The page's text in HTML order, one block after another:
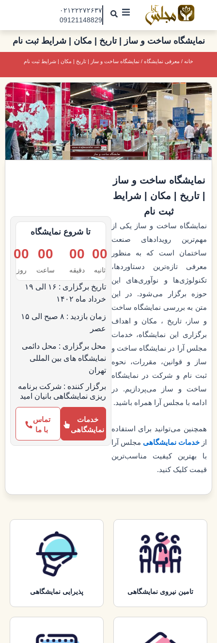
محتوا
مقالات
درباره ما
تماس با ما
جذب نیرو
۰۲۱۲۲۲۷۲۶۳۷
09121148829
نمایشگاه ساخت و ساز | تاریخ | مکان | شرایط ثبت نام
خانه / معرفی نمایشگاه / نمایشگاه ساخت و ساز | تاریخ | مکان | شرایط ثبت نام
نمایشگاه ساخت و ساز
| تاریخ | مکان | شرایط
ثبت نام
نمایشگاه ساخت و ساز یکی از
مهم‌ترین رویدادهای صنعت
ساختمان است که به منظور
معرفی تازه‌ترین دستاوردها،
تکنولوژی‌ها و نوآوری‌های این
حوزه برگزار می‌شود. در این
متن به بررسی نمایشگاه ساخت
و ساز، تاریخ ، مکان و اهداف
برگزاری این نمایشگاه، خدمات
مجلس آرا در نمایشگاه ساخت و
ساز و قوانین، مقررات، نحوه
ثبت نام و شرکت در نمایشگاه
ساخت و ساز می‌پردازیم. در
ادامه با مجلس آرا همراه باشید.
همچنین می‌توانید برای استفاده
ازخدمات نمایشگاهی مجلس آرا
با بهترین کیفیت مناسب‌ترین
قیمت کلیک کنید.
00
روز
00
ساعت‌
00
دقیقه
00
ثانیه
تا شروع نمایشگاه
تاریخ برگزاری : ۱۶ الی ۱۹
خرداد ماه ۱۴۰۲
زمان بازدید : ۸ صبح الی ۱۵
عصر
محل برگزاری : محل دائمی
نمایشگاه های بین المللی
تهران
برگزار کننده : شرکت برنامه
ریزی نمایشگاهی بانیان امید
خدمات
نمایشگاهی
تماس
با ما
تامین نیروی نمایشگاهی پذیرایی نمایشگاهی